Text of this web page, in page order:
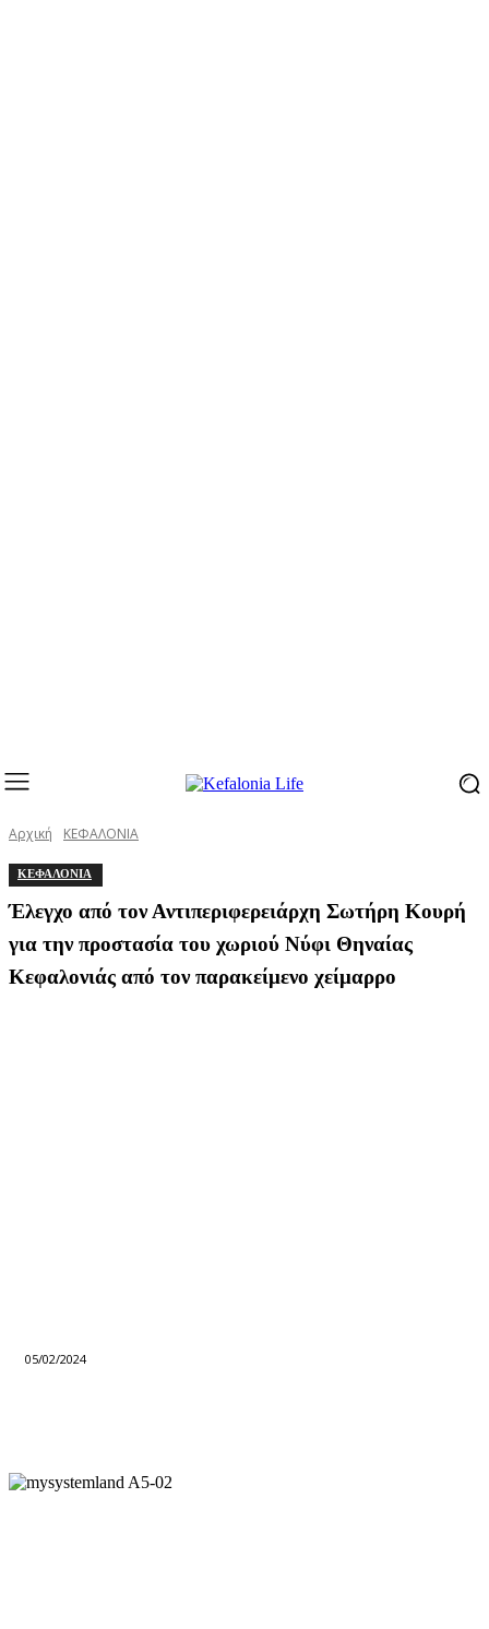
Αρχική ΚΕΦΑΛΟΝΙΑ
ΚΕΦΑΛΟΝΙΑ
Έλεγχο από τον Αντιπεριφερειάρχη Σωτήρη Κουρή
για την προστασία του χωριού Νύφι Θηναίας
Κεφαλονιάς από τον παρακείμενο χείμαρρο
05/02/2024